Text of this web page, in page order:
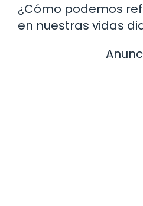
¿Cómo podemos
en nuestras vidas